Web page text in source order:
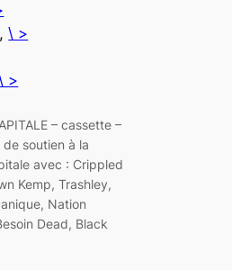
, \ >
>
– cassette –
soutien à la
avec : Crippled
Kemp, Trashley,
Nation
Dead, Black